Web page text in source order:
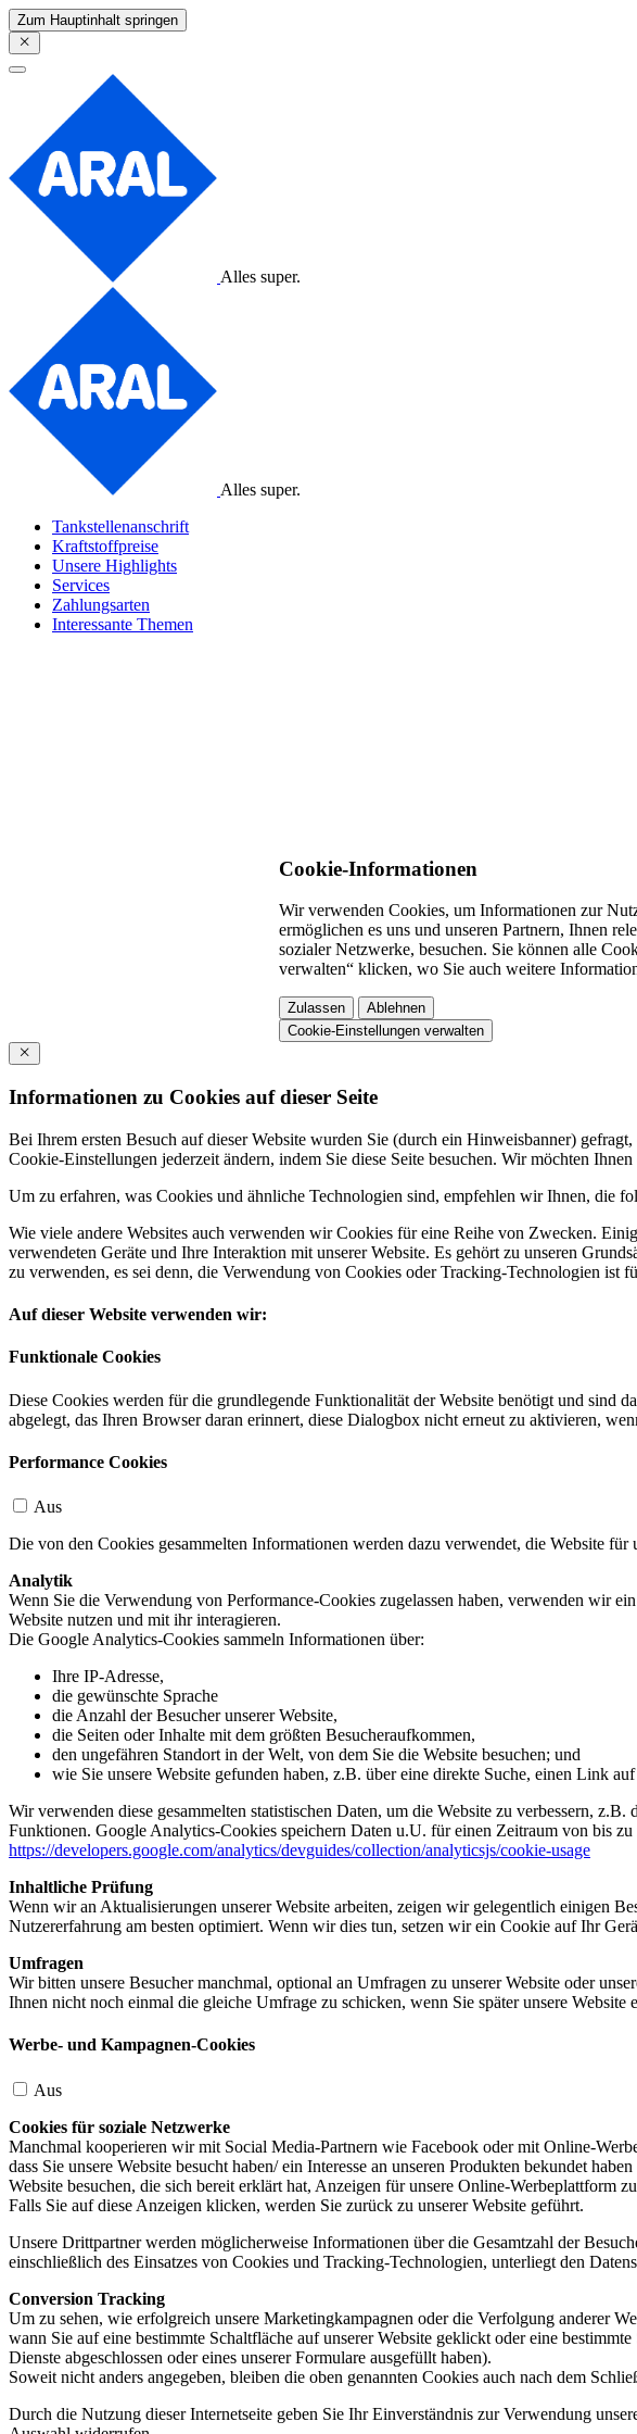
Zum Hauptinhalt springen
Alles super.
Alles super.
Tankstellenanschrift
Kraftstoffpreise
Unsere Highlights
Services
Zahlungsarten
Interessante Themen
Cookie-Informationen
Wir verwenden Cookies, um Informationen zur
ermöglichen es uns und unseren Partnern, Ihnen
sozialer Netzwerke, besuchen. Sie können alle
verwalten“ klicken, wo Sie auch weitere
Zulassen
Ablehnen
Cookie-Einstellungen verwalten
Informationen zu Cookies auf dieser Seite
Bei Ihrem ersten Besuch auf dieser Website wurden Sie (durch ein Hinweisbanner)
Cookie-Einstellungen jederzeit ändern, indem Sie diese Seite besuchen. Wir möchten
Um zu erfahren, was Cookies und ähnliche Technologien sind, empfehlen wir Ihnen, die
Wie viele andere Websites auch verwenden wir Cookies für eine Reihe von Zwecken.
verwendeten Geräte und Ihre Interaktion mit unserer Website. Es gehört zu unseren
zu verwenden, es sei denn, die Verwendung von Cookies oder Tracking-Technologien ist
Auf dieser Website verwenden wir:
Funktionale Cookies
Diese Cookies werden für die grundlegende Funktionalität der Website benötigt und sind
abgelegt, das Ihren Browser daran erinnert, diese Dialogbox nicht erneut zu aktivieren,
Performance Cookies
Aus
Die von den Cookies gesammelten Informationen werden dazu verwendet, die Website für
Analytik
Wenn Sie die Verwendung von Performance-Cookies zugelassen haben, verwenden wir
Website nutzen und mit ihr interagieren.
Die Google Analytics-Cookies sammeln Informationen über:
Ihre IP-Adresse,
die gewünschte Sprache
die Anzahl der Besucher unserer Website,
die Seiten oder Inhalte mit dem größten Besucheraufkommen,
den ungefähren Standort in der Welt, von dem Sie die Website besuchen; und
wie Sie unsere Website gefunden haben, z.B. über eine direkte Suche, einen Link
Wir verwenden diese gesammelten statistischen Daten, um die Website zu verbessern,
Funktionen. Google Analytics-Cookies speichern Daten u.U. für einen Zeitraum von bis
https://developers.google.com/analytics/devguides/collection/analyticsjs/cookie-usage
Inhaltliche Prüfung
Wenn wir an Aktualisierungen unserer Website arbeiten, zeigen wir gelegentlich einigen
Nutzererfahrung am besten optimiert. Wenn wir dies tun, setzen wir ein Cookie auf Ihr
Umfragen
Wir bitten unsere Besucher manchmal, optional an Umfragen zu unserer Website oder
Ihnen nicht noch einmal die gleiche Umfrage zu schicken, wenn Sie später unsere Website
Werbe- und Kampagnen-Cookies
Aus
Cookies für soziale Netzwerke
Manchmal kooperieren wir mit Social Media-Partnern wie Facebook oder mit Online-
dass Sie unsere Website besucht haben/ ein Interesse an unseren Produkten bekundet
Website besuchen, die sich bereit erklärt hat, Anzeigen für unsere Online-Werbeplattform
Falls Sie auf diese Anzeigen klicken, werden Sie zurück zu unserer Website geführt.
Unsere Drittpartner werden möglicherweise Informationen über die Gesamtzahl der
einschließlich des Einsatzes von Cookies und Tracking-Technologien, unterliegt den
Conversion Tracking
Um zu sehen, wie erfolgreich unsere Marketingkampagnen oder die Verfolgung anderer
wann Sie auf eine bestimmte Schaltfläche auf unserer Website geklickt oder eine
Dienste abgeschlossen oder eines unserer Formulare ausgefüllt haben).
Soweit nicht anders angegeben, bleiben die oben genannten Cookies auch nach dem
Durch die Nutzung dieser Internetseite geben Sie Ihr Einverständnis zur Verwendung